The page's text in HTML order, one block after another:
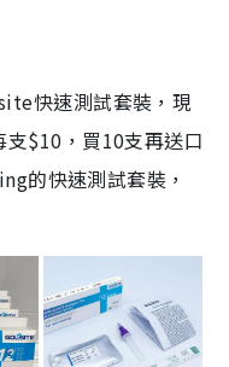
快速測試套裝，現
$10，買10支再送口
的快速測試套裝，